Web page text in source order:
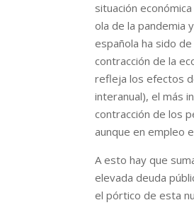
situación
ola de la pandemia
española ha sido
contracción de la
refleja los efectos
interanual), el más
contracción de los
aunque en empleo
A esto hay que
elevada deuda
el pórtico de esta